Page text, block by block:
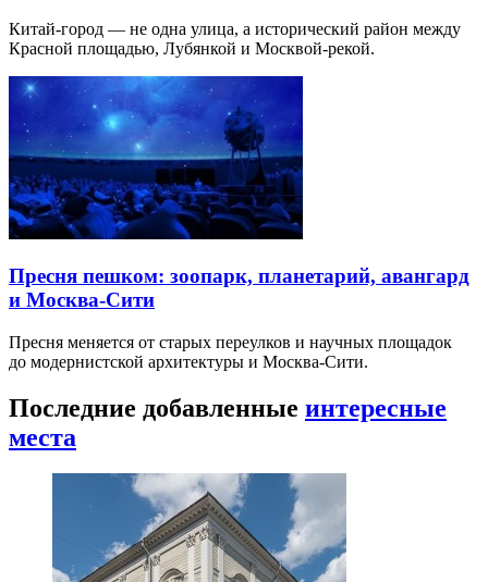
Китай-город — не одна улица, а исторический район между
Красной площадью, Лубянкой и Москвой-рекой.
Пресня пешком: зоопарк, планетарий, авангард
и Москва-Сити
Пресня меняется от старых переулков и научных площадок
до модернистской архитектуры и Москва-Сити.
Последние добавленные интересные
места